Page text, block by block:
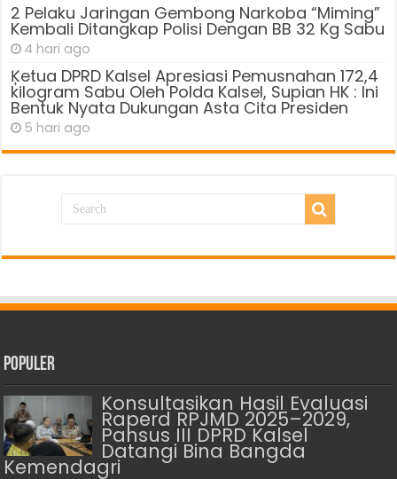
2 Pelaku Jaringan Gembong Narkoba “Miming”
Kembali Ditangkap Polisi Dengan BB 32 Kg Sabu
4 hari ago
Ķetua DPRD Kalsel Apresiasi Pemusnahan 172,4
kilogram Sabu Oleh Polda Kalsel, Supian HK : Ini
Bentuk Nyata Dukungan Asta Cita Presiden
5 hari ago
Populer
Konsultasikan Hasil Evaluasi
Raperd RPJMD 2025–2029,
Pansus III DPRD Kalsel
Datangi Bina Bangda
Kemendagri